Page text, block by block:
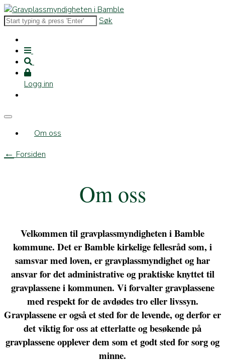
Søk
Logg inn
Om oss
← Forsiden
Om oss
Velkommen til gravplassmyndigheten i Bamble
kommune. Det er Bamble kirkelige fellesråd som, i
samsvar med loven, er gravplassmyndighet og har
ansvar for det administrative og praktiske knyttet til
gravplassene i kommunen. Vi forvalter gravplassene
med respekt for de avdødes tro eller livssyn.
Gravplassene er også et sted for de levende, og derfor er
det viktig for oss at etterlatte og besøkende på
gravplassene opplever dem som et godt sted for sorg og
minne.